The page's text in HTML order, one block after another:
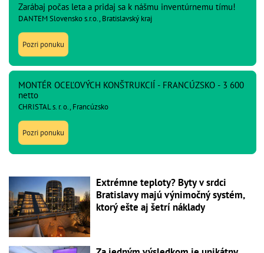
Zarábaj počas leta a pridaj sa k nášmu inventúrnemu tímu!
DANTEM Slovensko s.r.o., Bratislavský kraj
Pozri ponuku
MONTÉR OCEĽOVÝCH KONŠTRUKCIÍ - FRANCÚZSKO - 3 600
netto
CHRISTAL s. r. o., Francúzsko
Pozri ponuku
Extrémne teploty? Byty v srdci
Bratislavy majú výnimočný systém,
ktorý ešte aj šetrí náklady